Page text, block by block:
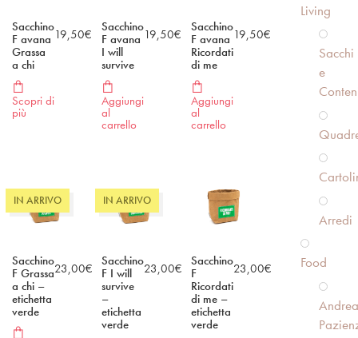
Sacchino
F avana
Grassa
a chi
Scopri di
più
19,50€
Sacchino
F avana
I will
survive
Aggiungi
al
carrello
19,50€
Sacchino
F avana
Ricordati
di me
Aggiungi
al
carrello
19,50€
IN ARRIVO
Sacchino
F Grassa
a chi –
etichetta
verde
23,00€
IN ARRIVO
Sacchino
F I will
survive
–
etichetta
verde
23,00€ Sacchino
F
Ricordati
di me –
etichetta
verde
23,00€
Living
Sacchi
e
Arredi
Food
Andrea